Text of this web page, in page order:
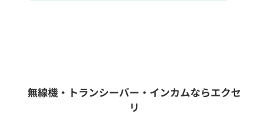
フリーワード入力(製品名等)
無線機・トランシーバー・インカムならエクセ
リ